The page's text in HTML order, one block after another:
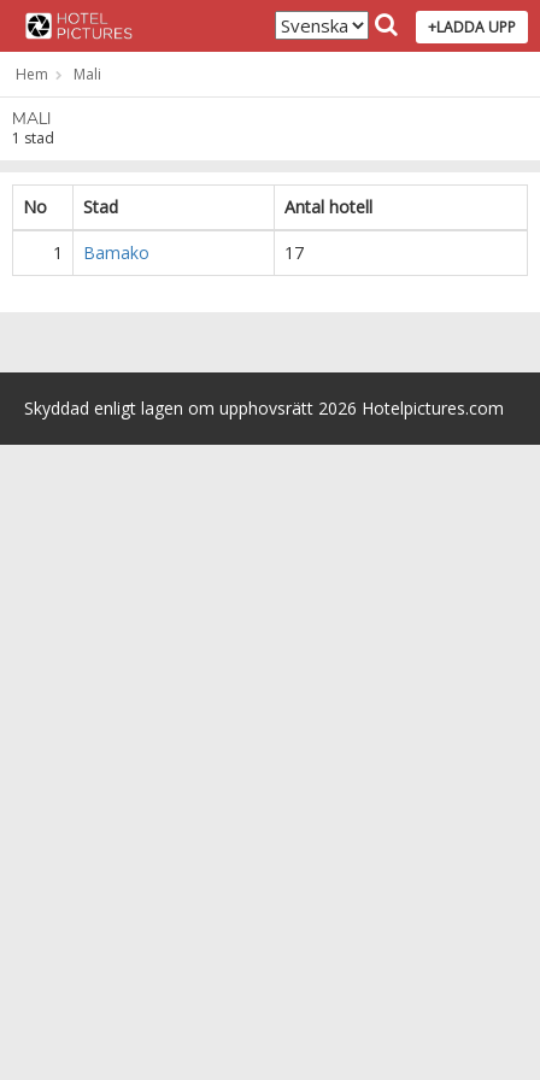
+LADDA UPP
Hem Mali
MALI
1 stad
No Stad
Antal hotell
1
Bamako 17
Skyddad enligt lagen om upphovsrätt 2026 Hotelpictures.com